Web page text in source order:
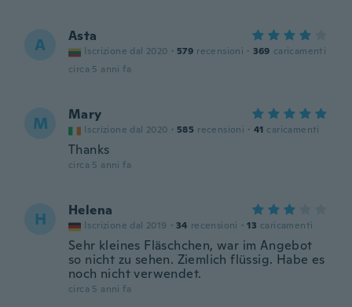
A Asta
Iscrizione dal 2020 · 579 recensioni · 369 caricamenti
circa 5 anni fa
M Mary
Iscrizione dal 2020 · 585 recensioni · 41 caricamenti
Thanks
circa 5 anni fa
H Helena
Iscrizione dal 2019 · 34 recensioni · 13 caricamenti
Sehr kleines Fläschchen, war im Angebot
so nicht zu sehen. Ziemlich flüssig. Habe es
noch nicht verwendet.
circa 5 anni fa